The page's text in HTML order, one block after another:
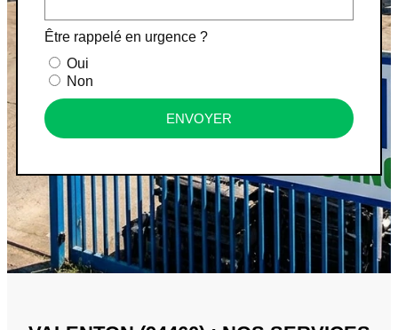
Être rappelé en urgence ?
Oui
Non
ENVOYER